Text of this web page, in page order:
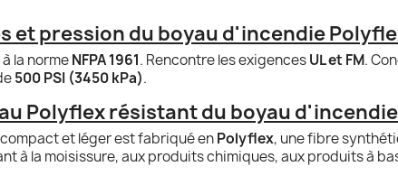
et pression du boyau d'incendie
la normeNFPA 1961. Rencontre les exigencesUL et FM.
500 PSI (3450 kPa).
Polyflex résistant du boyau d'incendie
et léger est fabriqué enPolyflex, une fibre
à la moisissure, aux produits chimiques, aux produits à